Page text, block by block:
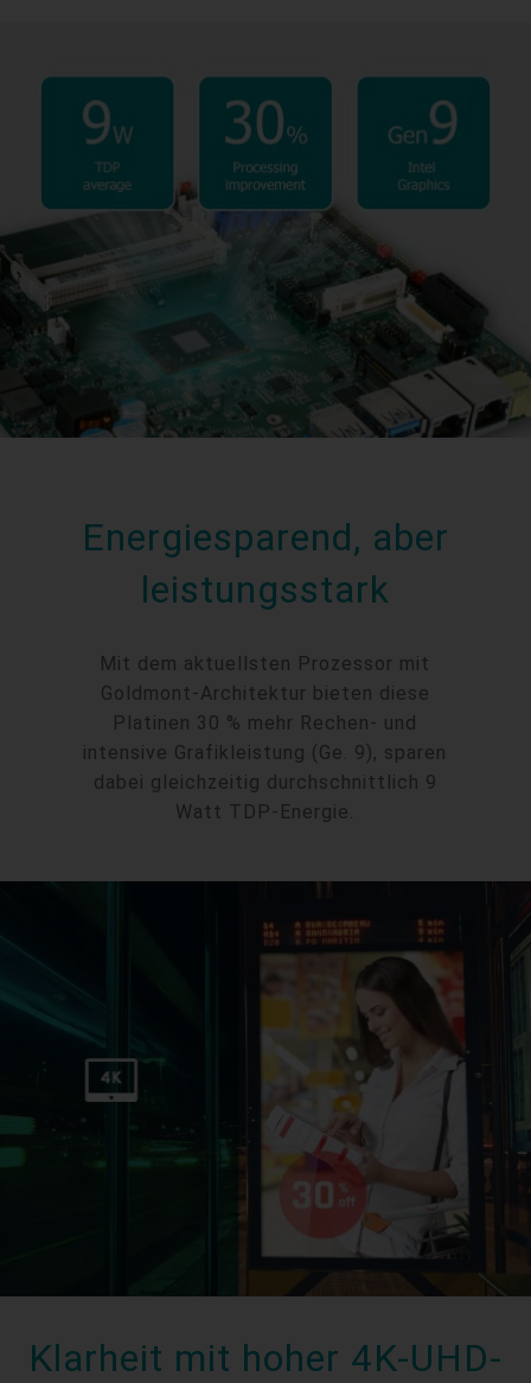
Energiesparend, aber
leistungsstark
Mit dem aktuellsten Prozessor mit
Goldmont-Architektur bieten diese
Platinen 30 % mehr Rechen- und
intensive Grafikleistung (Ge. 9), sparen
dabei gleichzeitig durchschnittlich 9
Watt TDP-Energie.
Klarheit mit hoher 4K-UHD-